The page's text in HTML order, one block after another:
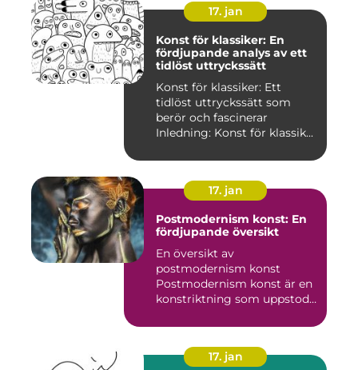
17. jan
Konst för klassiker: En
fördjupande analys av ett
tidlöst uttryckssätt
Konst för klassiker: Ett
tidlöst uttryckssätt som
berör och fascinerar
Inledning: Konst för klassik...
17. jan
Postmodernism konst: En
fördjupande översikt
En översikt av
postmodernism konst
Postmodernism konst är en
konstriktning som uppstod
17. jan